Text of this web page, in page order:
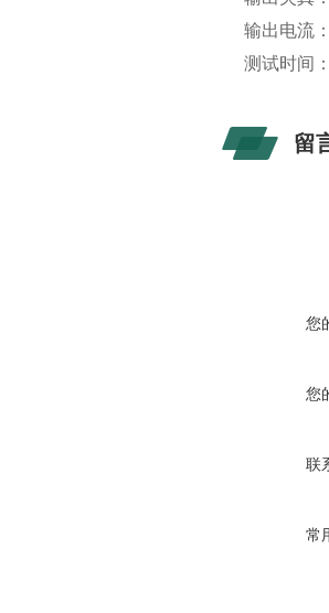
输出电流
测试时间
留
您
您
联
常